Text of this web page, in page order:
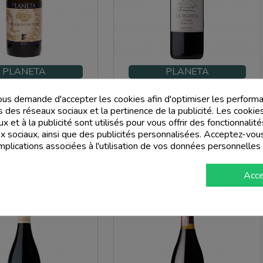
PLANETA
Planeta
Prix
29,00 €
add_shopping_cart
PLANETA
Planeta
Prix
10,00 €
add_shopping_cart
demande d'accepter les cookies afin d'optimiser les
des réseaux sociaux et la pertinence de la publicité. Les
et à la publicité sont utilisés pour vous offrir des
sociaux, ainsi que des publicités personnalisées. Acceptez-
associées à l'utilisation de vos données personnelles